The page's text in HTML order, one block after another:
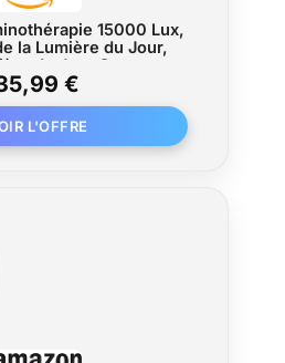
15000 Lux,
la Lumière du Jour,
du Jour Compacte
de Couleur, 5
et 6 Minuterie,
de Mémoire
€